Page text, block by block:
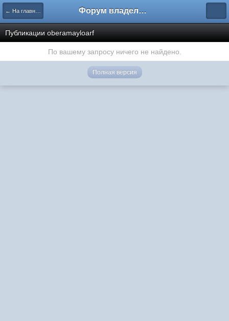
← На главную Форум владельцев интернет-магазинов
Публикации oberamayloarf
По вашему запросу ничего не найдено.
Полная версия